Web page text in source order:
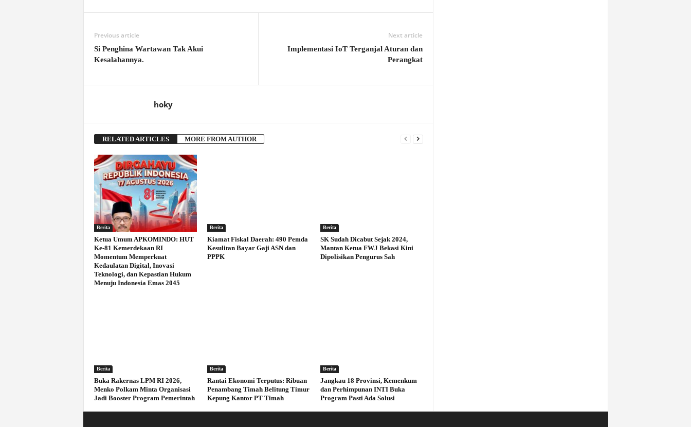
Previous article
Si Penghina Wartawan Tak Akui
Kesalahannya.
Next article
Implementasi IoT Terganjal Aturan dan
Perangkat
hoky
RELATED ARTICLES MORE FROM AUTHOR
Berita
Ketua Umum APKOMINDO: HUT
Ke-81 Kemerdekaan RI
Momentum Memperkuat
Kedaulatan Digital, Inovasi
Teknologi, dan Kepastian Hukum
Menuju Indonesia Emas 2045
Berita
Kiamat Fiskal Daerah: 490 Pemda
Kesulitan Bayar Gaji ASN dan
PPPK
Berita
SK Sudah Dicabut Sejak 2024,
Mantan Ketua FWJ Bekasi Kini
Dipolisikan Pengurus Sah
Berita
Buka Rakernas LPM RI 2026,
Menko Polkam Minta Organisasi
Jadi Booster Program Pemerintah
Berita
Rantai Ekonomi Terputus: Ribuan
Penambang Timah Belitung Timur
Kepung Kantor PT Timah
Berita
Jangkau 18 Provinsi, Kemenkum
dan Perhimpunan INTI Buka
Program Pasti Ada Solusi